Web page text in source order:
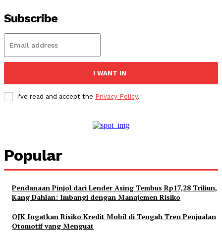
Subscribe
I WANT IN
I've read and accept the Privacy Policy.
Popular
Pendanaan Pinjol dari Lender Asing Tembus Rp17,28 Triliun,
Kang Dahlan: Imbangi dengan Manajemen Risiko
OJK Ingatkan Risiko Kredit Mobil di Tengah Tren Penjualan
Otomotif yang Menguat